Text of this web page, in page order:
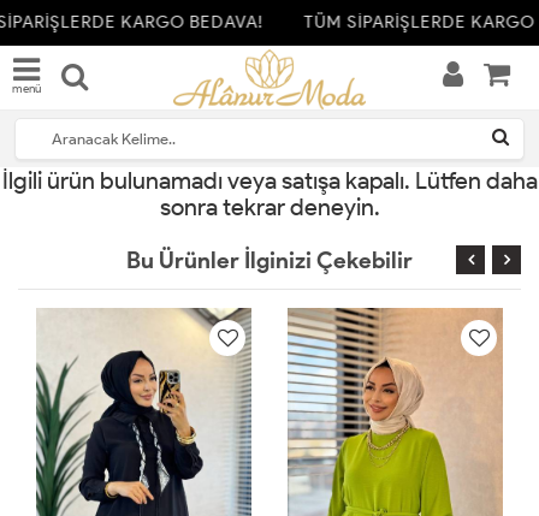
KARGO BEDAVA! TÜM SİPARİŞLERDE KARGO
menü
İlgili ürün bulunamadı veya satışa kapalı. Lütfen daha
sonra tekrar deneyin.
Bu Ürünler İlginizi Çekebilir